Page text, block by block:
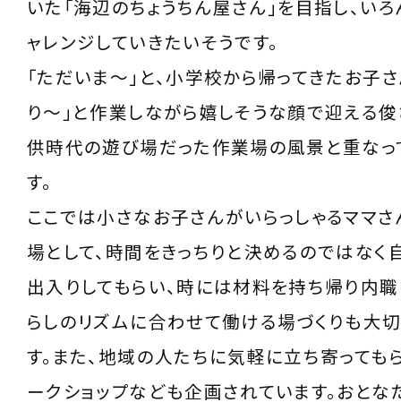
いた「海辺のちょうちん屋さん」を目指し、い
ャレンジしていきたいそうです。
「ただいま〜」と、小学校から帰ってきたお子さ
り〜」と作業しながら嬉しそうな顔で迎える
供時代の遊び場だった作業場の風景と重なっ
す。
ここでは小さなお子さんがいらっしゃるママ
場として、時間をきっちりと決めるのではな
出入りしてもらい、時には材料を持ち帰り内職
らしのリズムに合わせて働ける場づくりも大
す。また、地域の人たちに気軽に立ち寄っても
ークショップなども企画されています。おと